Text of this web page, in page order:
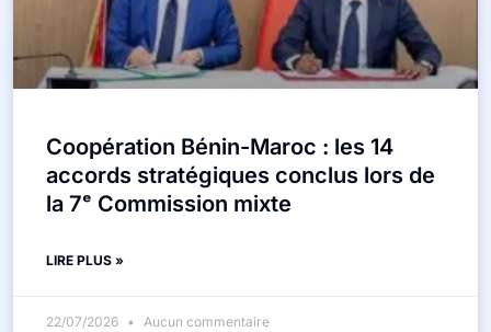
Coopération Bénin-Maroc : les 14
accords stratégiques conclus lors de
la 7ᵉ Commission mixte
LIRE PLUS »
22/07/2026 Aucun commentaire